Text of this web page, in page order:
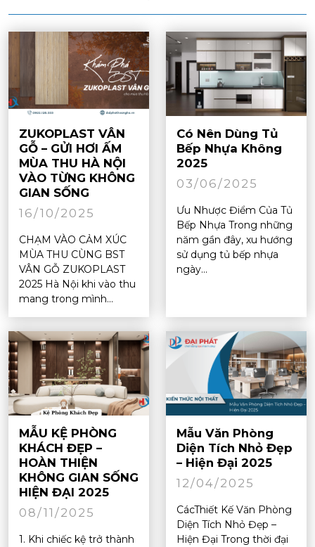
ZUKOPLAST VÂN
GỖ – GỬI HƠI ẤM
MÙA THU HÀ NỘI
VÀO TỪNG KHÔNG
GIAN SỐNG
16/10/2025
CHẠM VÀO CẢM XÚC
MÙA THU CÙNG BST
VÂN GỖ ZUKOPLAST
2025 Hà Nội khi vào thu
mang trong mình...
Có Nên Dùng Tủ
Bếp Nhựa Không
2025
03/06/2025
Ưu Nhược Điểm Của Tủ
Bếp Nhựa Trong những
năm gần đây, xu hướng
sử dụng tủ bếp nhựa
ngày...
MẪU KỆ PHÒNG
KHÁCH ĐẸP –
HOÀN THIỆN
KHÔNG GIAN SỐNG
HIỆN ĐẠI 2025
08/11/2025
1. Khi chiếc kệ trở thành
Mẫu Văn Phòng
Diện Tích Nhỏ Đẹp
– Hiện Đại 2025
12/04/2025
CácThiết Kế Văn Phòng
Diện Tích Nhỏ Đẹp –
Hiện Đại Trong thời đại